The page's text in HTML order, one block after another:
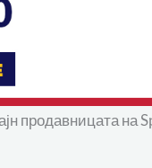
продавницата на